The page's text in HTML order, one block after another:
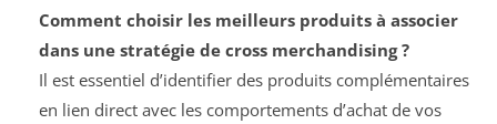
Comment choisir les meilleurs produits à associer
dans une stratégie de cross merchandising ?
Il est essentiel d’identifier des produits complémentaires
en lien direct avec les comportements d’achat de vos